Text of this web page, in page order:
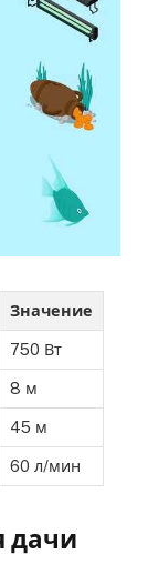
Значение
750 Вт
8 м
45 м
60 л/мин
дачи